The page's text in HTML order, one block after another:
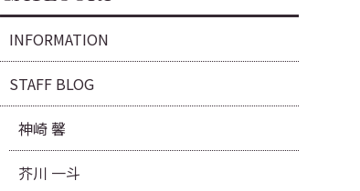
INFORMATION
STAFF BLOG
神崎 馨
芥川 一斗